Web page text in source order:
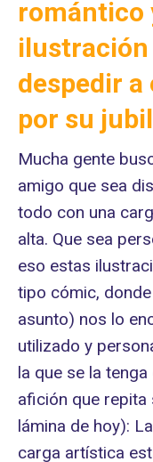
romántico
ilustración
despedir a
por su
Mucha gente
amigo que sea
todo con una
alta. Que sea
eso estas
tipo cómic,
asunto) nos lo
utilizado y
la que se la
afición que repita
lámina de hoy):
carga artística